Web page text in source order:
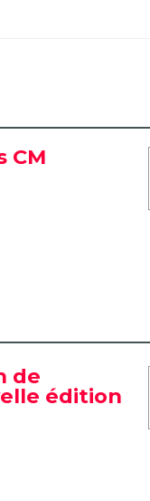
CM
de
édition